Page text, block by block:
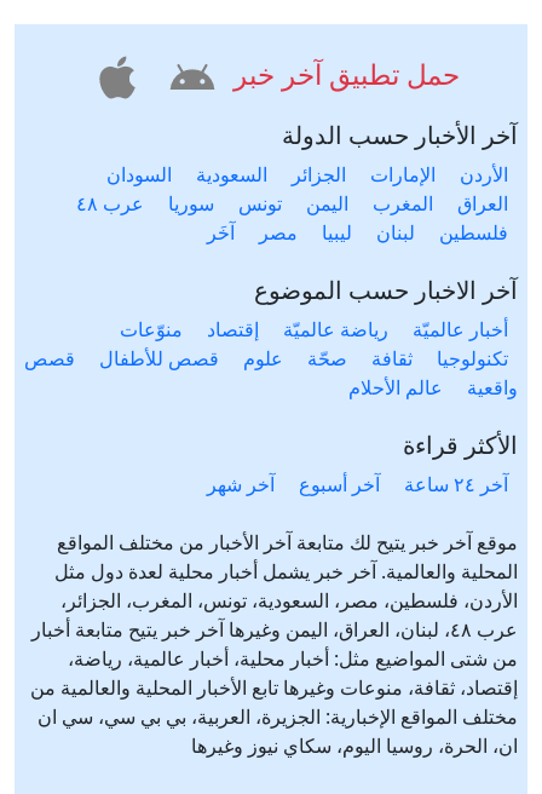
حمل تطبيق آخر خبر
آخر الأخبار حسب الدولة
الأردن الإمارات الجزائر السعودية
السودان
العراق
المغرب اليمن تونس سوريا
عرب ٤٨
فلسطين
لبنان ليبيا مصر آخَر
آخر الاخبار حسب الموضوع
أخبار عالميّة رياضة عالميّة إقتصاد
منوّعات
تكنولوجيا
ثقافة صحّة علوم قصص للأطفال
قصص
واقعية
عالم الأحلام
الأكثر قراءة
آخر ٢٤ ساعة آخر أسبوع آخر شهر
موقع آخر خبر يتيح لك متابعة آخر الأخبار من مختلف المواقع
المحلية والعالمية. آخر خبر يشمل أخبار محلية لعدة دول مثل
الأردن، فلسطين، مصر، السعودية، تونس، المغرب، الجزائر،
عرب ٤٨، لبنان، العراق، اليمن وغيرها آخر خبر يتيح متابعة أخبار
من شتى المواضيع مثل: أخبار محلية، أخبار عالمية، رياضة،
إقتصاد، ثقافة، منوعات وغيرها تابع الأخبار المحلية والعالمية من
مختلف المواقع الإخبارية: الجزيرة، العربية، بي بي سي، سي ان
ان، الحرة، روسيا اليوم، سكاي نيوز وغيرها